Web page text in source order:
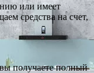
или имеет
средства на счет,
получаете полный